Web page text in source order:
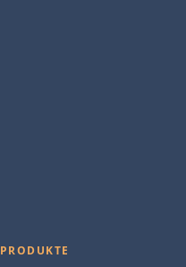
PRODUKTE